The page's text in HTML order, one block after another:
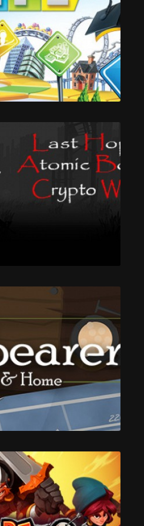
Деад 2
OF LIFE
Bomb - Crypto War